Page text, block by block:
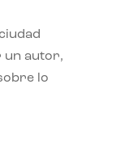
un autor,
lo